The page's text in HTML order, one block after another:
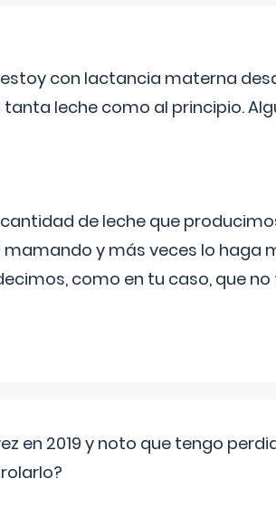
estoy con lactancia materna
leche como al principio.
de leche que
y más veces lo haga
como en tu caso, que
en 2019 y noto que tengo